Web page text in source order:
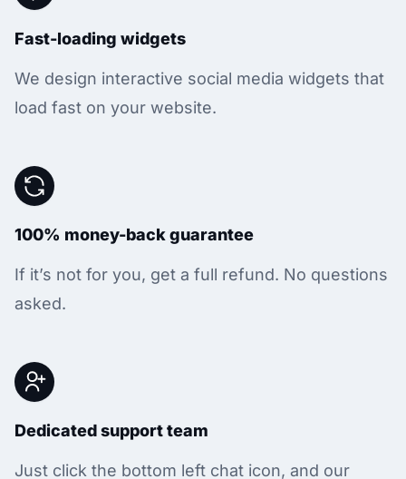
Fast-loading widgets
We design interactive social media widgets that
load fast on your website.
100% money-back guarantee
If it’s not for you, get a full refund. No questions
asked.
Dedicated support team
Just click the bottom left chat icon, and our